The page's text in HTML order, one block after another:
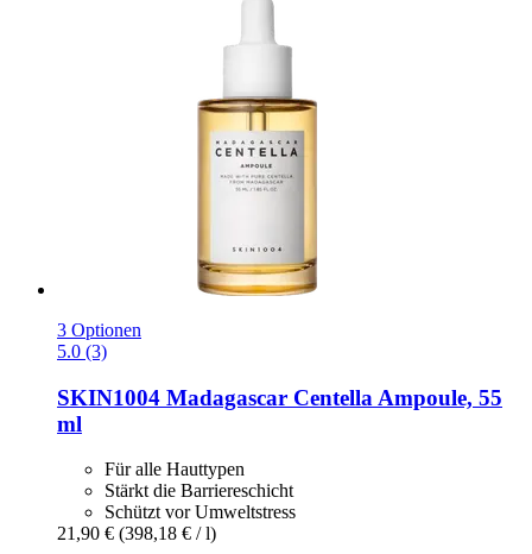
3 Optionen
5.0 (3)
SKIN1004 Madagascar Centella Ampoule, 55
ml
Für alle Hauttypen
Stärkt die Barriereschicht
Schützt vor Umweltstress
21,90 € (398,18 € / l)